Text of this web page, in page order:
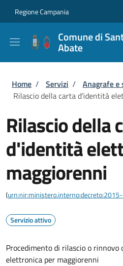
Regione Campania
Comune di
Abate
Briciole di pane
Home / Servizi / Anagrafe
Rilascio della carta d'identità
Rilascio della
d'identità
maggiorenni
(
Servizio attivo
Procedimento di rilascio o
elettronica per maggiorenni